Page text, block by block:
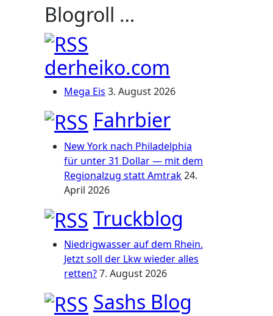
Blogroll …
derheiko.com
Mega Eis 3. August 2026
Fahrbier
New York nach Philadelphia
für unter 31 Dollar — mit dem
Regionalzug statt Amtrak24.
April 2026
Truckblog
Niedrigwasser auf dem Rhein.
Jetzt soll der Lkw wieder alles
retten?7. August 2026
Sashs Blog